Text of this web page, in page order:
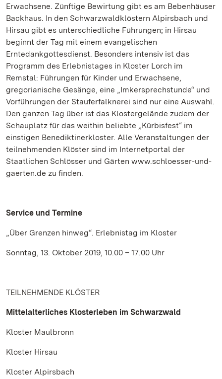
Erwachsene. Zünftige Bewirtung gibt es am Bebenhäuser
Backhaus. In den Schwarzwaldklöstern Alpirsbach und
Hirsau gibt es unterschiedliche Führungen; in Hirsau
beginnt der Tag mit einem evangelischen
Erntedankgottesdienst. Besonders intensiv ist das
Programm des Erlebnistages in Kloster Lorch im
Remstal: Führungen für Kinder und Erwachsene,
gregorianische Gesänge, eine „Imkersprechstunde“ und
Vorführungen der Stauferfalknerei sind nur eine Auswahl.
Den ganzen Tag über ist das Klostergelände zudem der
Schauplatz für das weithin beliebte „Kürbisfest“ im
einstigen Benediktinerkloster. Alle Veranstaltungen der
teilnehmenden Klöster sind im Internetportal der
Staatlichen Schlösser und Gärten www.schloesser-und-
gaerten.de zu finden.
Service und Termine
„Über Grenzen hinweg“. Erlebnistag im Kloster
Sonntag, 13. Oktober 2019, 10.00 – 17.00 Uhr
TEILNEHMENDE KLÖSTER
Mittelalterliches Klosterleben im Schwarzwald
Kloster Maulbronn
Kloster Hirsau
Kloster Alpirsbach